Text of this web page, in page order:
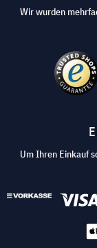
Wir wurden
Um Ihren Einkauf